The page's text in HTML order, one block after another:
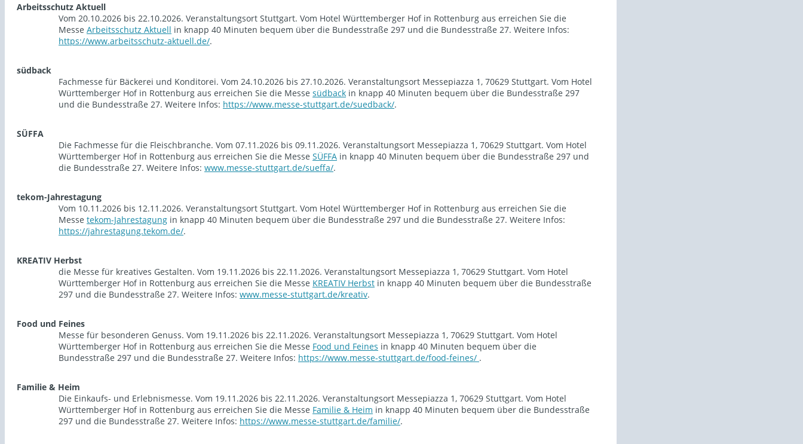
Arbeitsschutz Aktuell
Vom 20.10.2026 bis 22.10.2026. Veranstaltungsort Stuttgart. Vom Hotel Württemberger Hof in Rottenburg aus erreichen Sie die
Messe Arbeitsschutz Aktuell in knapp 40 Minuten bequem über die Bundesstraße 297 und die Bundesstraße 27. Weitere Infos:
https://www.arbeitsschutz-aktuell.de/.
südback
Fachmesse für Bäckerei und Konditorei. Vom 24.10.2026 bis 27.10.2026. Veranstaltungsort Messepiazza 1, 70629 Stuttgart. Vom Hotel
Württemberger Hof in Rottenburg aus erreichen Sie die Messe südback in knapp 40 Minuten bequem über die Bundesstraße 297
und die Bundesstraße 27. Weitere Infos: https://www.messe-stuttgart.de/suedback/.
SÜFFA
Die Fachmesse für die Fleischbranche. Vom 07.11.2026 bis 09.11.2026. Veranstaltungsort Messepiazza 1, 70629 Stuttgart. Vom Hotel
Württemberger Hof in Rottenburg aus erreichen Sie die Messe SÜFFA in knapp 40 Minuten bequem über die Bundesstraße 297 und
die Bundesstraße 27. Weitere Infos: www.messe-stuttgart.de/sueffa/.
tekom-Jahrestagung
Vom 10.11.2026 bis 12.11.2026. Veranstaltungsort Stuttgart. Vom Hotel Württemberger Hof in Rottenburg aus erreichen Sie die
Messe tekom-Jahrestagung in knapp 40 Minuten bequem über die Bundesstraße 297 und die Bundesstraße 27. Weitere Infos:
https://jahrestagung.tekom.de/.
KREATIV Herbst
die Messe für kreatives Gestalten. Vom 19.11.2026 bis 22.11.2026. Veranstaltungsort Messepiazza 1, 70629 Stuttgart. Vom Hotel
Württemberger Hof in Rottenburg aus erreichen Sie die Messe KREATIV Herbst in knapp 40 Minuten bequem über die Bundesstraße
297 und die Bundesstraße 27. Weitere Infos: www.messe-stuttgart.de/kreativ.
Food und Feines
Messe für besonderen Genuss. Vom 19.11.2026 bis 22.11.2026. Veranstaltungsort Messepiazza 1, 70629 Stuttgart. Vom Hotel
Württemberger Hof in Rottenburg aus erreichen Sie die Messe Food und Feines in knapp 40 Minuten bequem über die
Bundesstraße 297 und die Bundesstraße 27. Weitere Infos: https://www.messe-stuttgart.de/food-feines/ .
Familie & Heim
Die Einkaufs- und Erlebnismesse. Vom 19.11.2026 bis 22.11.2026. Veranstaltungsort Messepiazza 1, 70629 Stuttgart. Vom Hotel
Württemberger Hof in Rottenburg aus erreichen Sie die Messe Familie & Heim in knapp 40 Minuten bequem über die Bundesstraße
297 und die Bundesstraße 27. Weitere Infos: https://www.messe-stuttgart.de/familie/.